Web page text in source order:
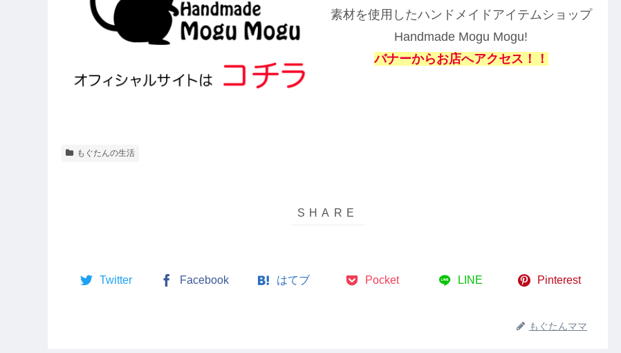
素材を使用したハンドメイドアイテムショップ
Handmade Mogu Mogu!
バナーからお店へアクセス！！
もぐたんの生活
Twitter Facebook はてブ Pocket LINE Pinterest
もぐたんママ